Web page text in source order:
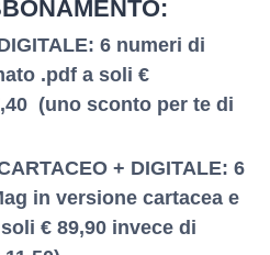
6 numeri di
.pdf a soli €
(uno sconto per te di
+ DIGITALE: 6
in versione cartacea e
€ 89,90 invece di